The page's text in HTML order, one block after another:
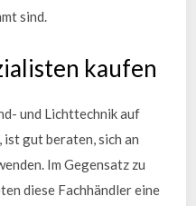
sind.
kaufen
und Lichttechnik auf
ist gut beraten, sich an
Im Gegensatz zu
diese Fachhändler eine